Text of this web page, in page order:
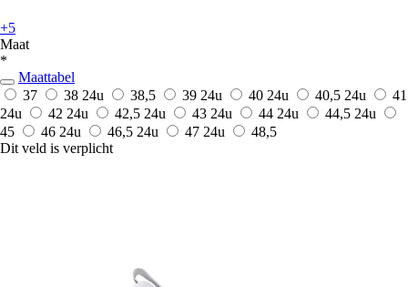
+5
Maat
*
Maattabel
37
38 24u 38,5 39 24u 40 24u 40,5 24u
41
24u
42 24u 42,5 24u 43 24u 44 24u 44,5 24u
45
46 24u 46,5 24u 47 24u
48,5
Dit veld is verplicht